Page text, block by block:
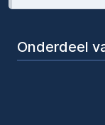
Onderdeel